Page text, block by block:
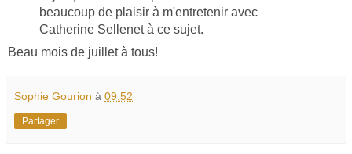
beaucoup de plaisir à m'entretenir avec
Catherine Sellenet à ce sujet.
Beau mois de juillet à tous!
Sophie Gourion à 09:52
Partager